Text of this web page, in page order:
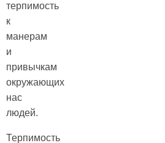
терпимость
к
манерам
и
привычкам
окружающих
нас
людей.
Терпимость